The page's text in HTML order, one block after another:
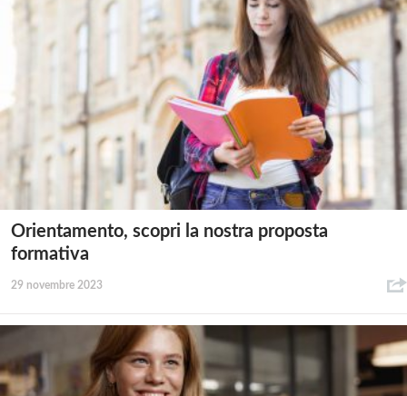
Orientamento, scopri la nostra proposta
formativa
29 novembre 2023